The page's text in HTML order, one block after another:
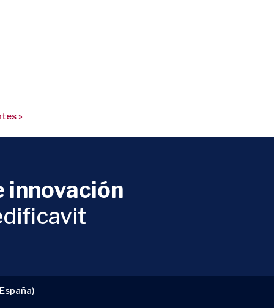
»
innovación